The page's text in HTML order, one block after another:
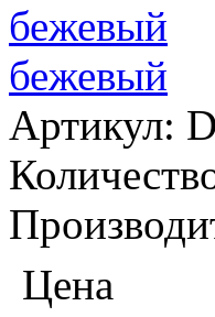
бежевый
Артикул:
Цена